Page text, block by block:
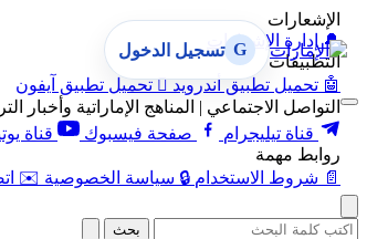
الإشعارات
🔔 إدارة الإشعارات
التطبيقات
🤖 تحميل تطبيق أندرويد  تحميل تطبيق آيفون
التواصل الاجتماعي | المناهج الإماراتية وأخبار
قناة تيليجرام
صفحة فيسبوك قناة
روابط مهمة
📄 شروط الاستخدام 🔒 سياسة الخصوصية ✉️
G تسجيل الدخول
بحث